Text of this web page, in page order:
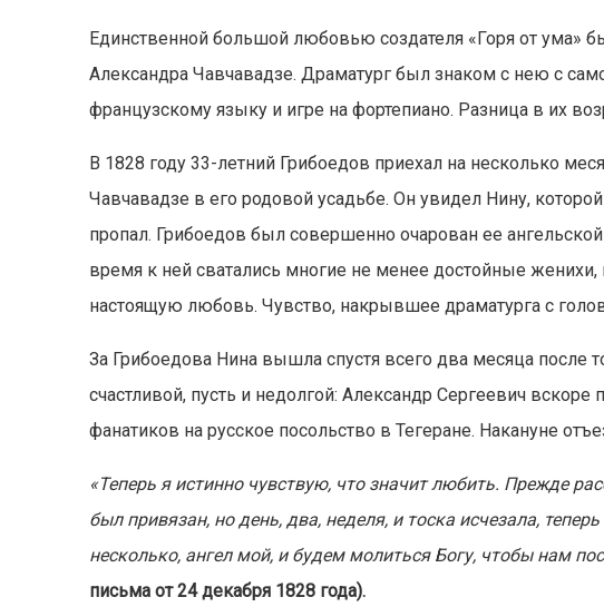
Единственной большой любовью создателя «Горя от ума»
Александра Чавчавадзе. Драматург был знаком с нею с
французскому языку и игре на фортепиано. Разница в их
В 1828 году 33-летний Грибоедов приехал на несколько
Чавчавадзе в его родовой усадьбе. Он увидел Нину,
пропал. Грибоедов был совершенно очарован ее
время к ней сватались многие не менее достойные
настоящую любовь. Чувство, накрывшее драматурга с
За Грибоедова Нина вышла спустя всего два месяца после
счастливой, пусть и недолгой: Александр Сергеевич
фанатиков на русское посольство в Тегеране. Накануне
«Теперь я истинно чувствую, что значит любить. Прежде
был привязан, но день, два, неделя, и тоска исчезала,
несколько, ангел мой, и будем молиться Богу, чтобы нам
письма от 24 декабря 1828 года).